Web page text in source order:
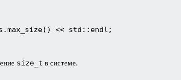
<< std::endl;
size_t в системе.